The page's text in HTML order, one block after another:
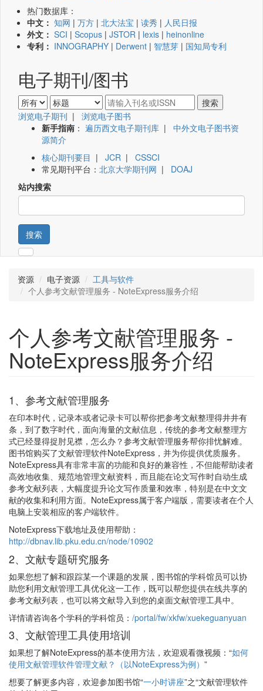
热门数据库：
中文： 知网 | 万方 | 北大法宝 | 读秀 | 人民日报
外文： SCI | Scopus | JSTOR | lexis | heinonline
专利： INNOGRAPHY | Derwent | 智慧芽 | 国知局专利
电子期刊/图书
浏览电子期刊 | 浏览电子图书
新手指南 ： 遍历西文电子期刊库 | 中外文电子图书资
源简介
核心期刊要目 | JCR | CSSCI
常见期刊平台： 北京大学期刊网 | DOAJ
站内搜索
搜索
资源 电子资源
工具与软件
个人参考文献管理服务 - NoteExpress服务介绍
个人参考文献管理服务 -
NoteExpress服务介绍
1、参考文献管理服务
在印本时代，记录本或者记录卡可以帮你把参考文献整理得井井有
条，到了数字时代，面向海量的文献信息，传统的参考文献整理方
式已经显得捉肘见襟，怎么办？参考文献管理服务帮你排忧解难。
图书馆购买了文献管理软件NoteExpress，并为你提供优质服务。
NoteExpress具有非常丰富的功能和良好的兼容性，不但能帮助读者
高效地收集、规范地管理文献资料，而且能在论文写作时自动生成
参考文献列表，大幅度提升论文写作质量和效率，特别是在中文文
献的收集和利用方面。NoteExpress属于客户端版，需要读者在个人
电脑上安装相应的客户端软件。
NoteExpress下载地址及使用帮助：
http://dbnav.lib.pku.edu.cn/node/10902
2、文献专题研究服务
如果您想了解和跟踪某一个课题的发展，图书馆的学科馆员可以协
助您利用文献管理工具优化这一工作，既可以帮您提供在线共享的
参考文献列表，也可以将文献导入到您的桌面文献管理工具中。
详情请咨询各个学科的学科馆员： /portal/fw/xkfw/xuekeguanyuan
3、文献管理工具使用培训
如果想了解NoteExpress的基本使用方法，欢迎观看微视频：“如何
使用文献管理软件管理文献？（以NoteExpress为例） ”
想要了解更多内容，欢迎参加图书馆“一小时讲座”之“文献管理软件